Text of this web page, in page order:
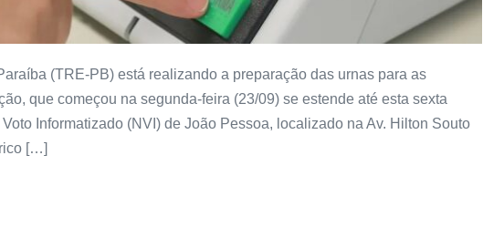
(TRE-PB) está realizando a preparação das urnas para as
que começou na segunda-feira (23/09) se estende até esta sexta
Informatizado (NVI) de João Pessoa, localizado na Av. Hilton Souto
[…]